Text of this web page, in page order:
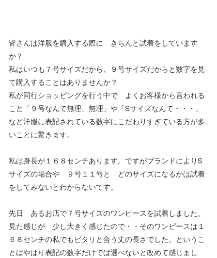
皆さんは洋服を購入する際に きちんと試着をしています
か？
私はいつも７号サイズだから、９号サイズだからと数字を見
て購入することはありませんか？
私が同行ショッピングを行う中で よくお客様から言われる
こと「９号なんて無理、無理」や「Sサイズなんて・・・」
など洋服に表記されている数字にこだわりすぎている方が多
いことに驚きます。
私は身長が１６８センチあります。ですがブランドによりS
サイズの場合や ９号１１号と どのサイズになるかは試着
をしてみないとわからないです。
先日 あるお店で７号サイズのワンピースを試着しました。
見た感じが 少し大きく感じたので・・そのワンピースは１
６８センチの私でもピタリと合う丈の長さでした。というこ
とはやはり表記の数字だけでは選べないと改めて感じまし